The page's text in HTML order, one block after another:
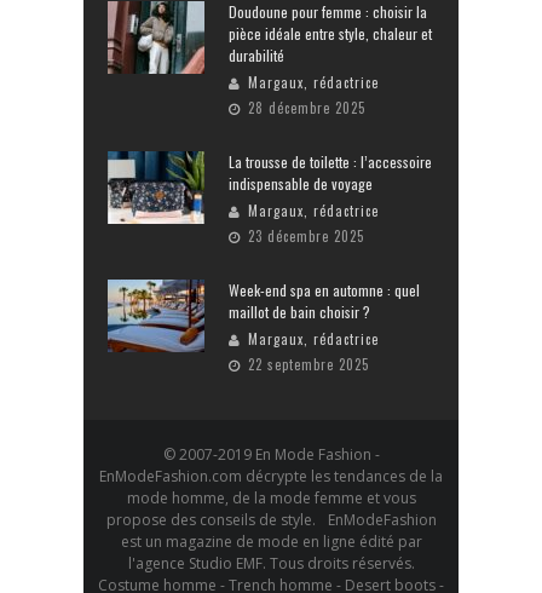
Doudoune pour femme : choisir la
pièce idéale entre style, chaleur et
durabilité
Margaux, rédactrice
28 décembre 2025
La trousse de toilette : l’accessoire
indispensable de voyage
Margaux, rédactrice
23 décembre 2025
Week-end spa en automne : quel
maillot de bain choisir ?
Margaux, rédactrice
22 septembre 2025
© 2007-2019 En Mode Fashion -
EnModeFashion.com décrypte les tendances de la
mode homme, de la mode femme et vous
propose des conseils de style. EnModeFashion
est un magazine de mode en ligne édité par
l'agence Studio EMF. Tous droits réservés.
Costume homme - Trench homme - Desert boots -